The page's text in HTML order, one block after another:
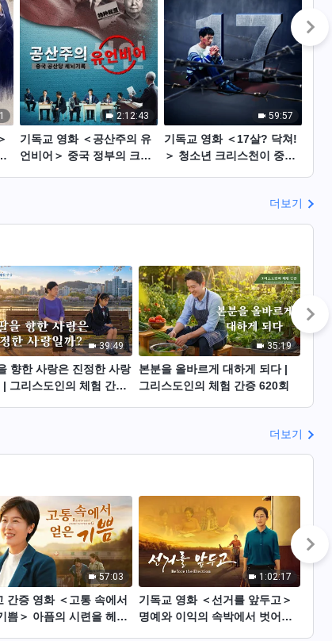
2:12:43
기독교 영화 ＜공산주의 유
언비어＞ 중국 정부의 크리
59:57
기독교 영화 ＜17살? 닥쳐!
＞ 청소년 크리스천이 중국
이
더보기
39:49
향한 사랑은 진정한 사랑
| 그리스도인의 체험 간증
35:19
본분을 올바르게 대하게 되다 |
그리스도인의 체험 간증 620회
더보기
57:03
간증 영화 ＜고통 속에서
쁨＞ 아픔의 시련을 헤쳐
1:02:17
기독교 영화 ＜선거를 앞두고＞
명예와 이익의 속박에서 벗어난
나